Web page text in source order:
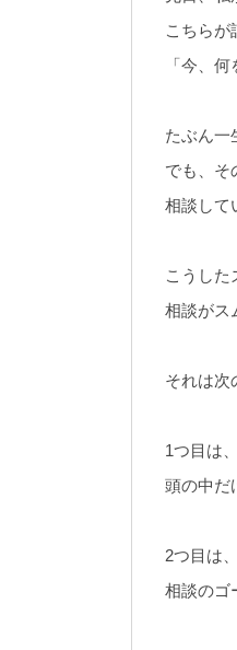
こちらが
「今、
たぶん一
でも、そ
相談して
こうした
相談がス
それは次
1つ目は
頭の中だ
2つ目は
相談のゴ